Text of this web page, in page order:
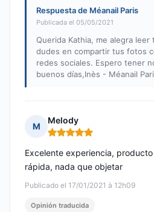
Respuesta de Méanail Paris
Publicada el 05/05/2021
Querida Kathia, me alegra
dudes en compartir tus fotos
redes sociales. Espero tener
buenos días,Inès - Méanail
M
Melody
Nota: 5 de 5
Publicado el 17/01/2021 à 12h09
Excelente experiencia,
rápida, nada que objetar
Opinión traducida